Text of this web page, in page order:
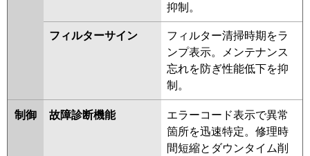
抑制。
フィルターサイン
フィルター清掃時期をラ
ンプ表示。メンテナンス
忘れを防ぎ性能低下を抑
制。
制御 故障診断機能
エラーコード表示で異常
箇所を迅速特定。修理時
間短縮とダウンタイム削